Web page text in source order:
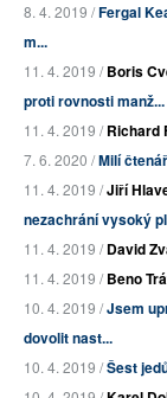
8. 4. 2019 /Fergal
m...
11. 4. 2019 /Boris
proti rovnosti manž...
11. 4. 2019 /Richard
7. 6. 2020 /Milí
11. 4. 2019 /Jiří
nezachrání vysoký
11. 4. 2019 /David
11. 4. 2019 /Beno
10. 4. 2019 /Jsem
dovolit nast...
10. 4. 2019 /Šest